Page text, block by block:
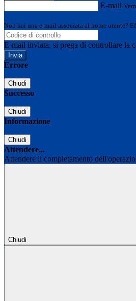
E-mail
Non hai una e-mail associata al nome utente?
E-mail inviata, si prega di controllare la
Errore
Chiudi
Successo
Chiudi
Informazione
Chiudi
Attendere...
Attendere il completamento
Chiudi